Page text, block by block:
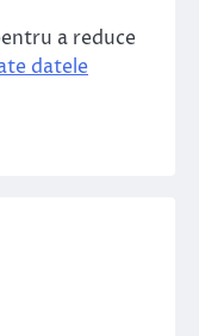
a reduce
datele